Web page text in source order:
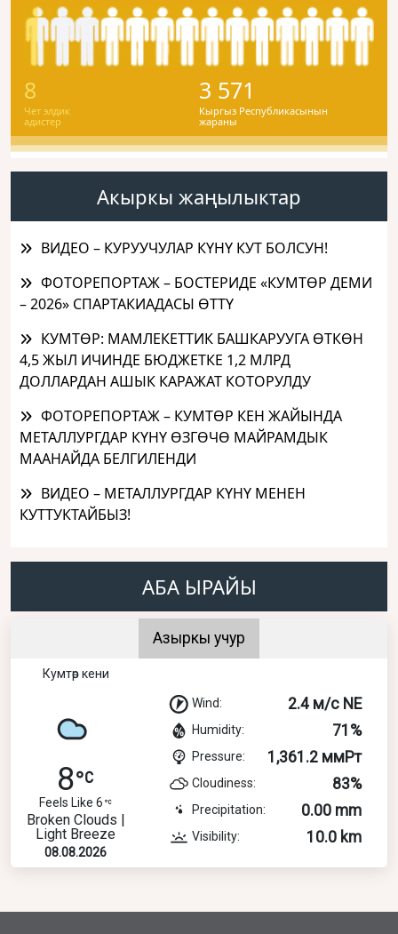
8
Чет элдик
адистер
3 571
Кыргыз Республикасынын
жараны
Акыркы жаңылыктар
ВИДЕО – КУРУУЧУЛАР КҮНҮ КУТ БОЛСУН!
ФОТОРЕПОРТАЖ – БОСТЕРИДЕ «КУМТӨР ДЕМИ
– 2026» СПАРТАКИАДАСЫ ӨТТҮ
КУМТӨР: МАМЛЕКЕТТИК БАШКАРУУГА ӨТКӨН
4,5 ЖЫЛ ИЧИНДЕ БЮДЖЕТКЕ 1,2 МЛРД
ДОЛЛАРДАН АШЫК КАРАЖАТ КОТОРУЛДУ
ФОТОРЕПОРТАЖ – КУМТӨР КЕН ЖАЙЫНДА
МЕТАЛЛУРГДАР КҮНҮ ӨЗГӨЧӨ МАЙРАМДЫК
МААНАЙДА БЕЛГИЛЕНДИ
ВИДЕО – МЕТАЛЛУРГДАР КҮНҮ МЕНЕН
КУТТУКТАЙБЫЗ!
АБА ЫРАЙЫ
Азыркы учур
Кумтөр кени
8
Feels Like 6
Broken Clouds |
Light Breeze
08.08.2026
Wind: 2.4 м/с NE
Humidity: 71%
Pressure: 1,361.2 ммРт
Cloudiness: 83%
Precipitation: 0.00 mm
Visibility: 10.0 km